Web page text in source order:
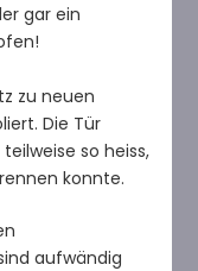
gar ein
zu neuen
Die Tür
so heiss,
konnte.
aufwändig